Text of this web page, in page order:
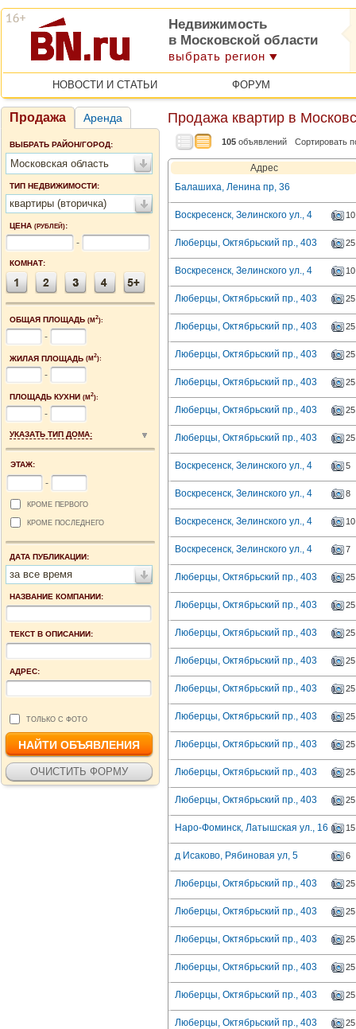
Недвижимость
в Московской области
выбрать регион
НОВОСТИ И СТАТЬИ ФОРУМ
Продажа Аренда
ВЫБРАТЬ РАЙОН/ГОРОД:
Московская область
ТИП НЕДВИЖИМОСТИ:
квартиры (вторичка)
ЦЕНА (РУБЛЕЙ):
-
КОМНАТ:
ОБЩАЯ ПЛОЩАДЬ (М2):
-
ЖИЛАЯ ПЛОЩАДЬ (М2):
-
ПЛОЩАДЬ КУХНИ (М2):
-
УКАЗАТЬ ТИП ДОМА:
ЭТАЖ:
-
КРОМЕ ПЕРВОГО
КРОМЕ ПОСЛЕДНЕГО
ДАТА ПУБЛИКАЦИИ:
за все время
НАЗВАНИЕ КОМПАНИИ:
ТЕКСТ В ОПИСАНИИ:
АДРЕС:
ТОЛЬКО С ФОТО
Продажа квартир в
105 объявлений Сортировать
Адрес
Балашиха, Ленина пр, 36
Воскресенск, Зелинского ул., 4 10
Люберцы, Октябрьский пр., 403 25
Воскресенск, Зелинского ул., 4 10
Люберцы, Октябрьский пр., 403 25
Люберцы, Октябрьский пр., 403 25
Люберцы, Октябрьский пр., 403 25
Люберцы, Октябрьский пр., 403 25
Люберцы, Октябрьский пр., 403 25
Люберцы, Октябрьский пр., 403 25
Воскресенск, Зелинского ул., 4 5
Воскресенск, Зелинского ул., 4 8
Воскресенск, Зелинского ул., 4 10
Воскресенск, Зелинского ул., 4 7
Люберцы, Октябрьский пр., 403 25
Люберцы, Октябрьский пр., 403 25
Люберцы, Октябрьский пр., 403 25
Люберцы, Октябрьский пр., 403 25
Люберцы, Октябрьский пр., 403 25
Люберцы, Октябрьский пр., 403 25
Люберцы, Октябрьский пр., 403 25
Люберцы, Октябрьский пр., 403 25
Люберцы, Октябрьский пр., 403 25
Наро-Фоминск, Латышская ул., 16 15
д Исаково, Рябиновая ул, 5 6
Люберцы, Октябрьский пр., 403 25
Люберцы, Октябрьский пр., 403 25
Люберцы, Октябрьский пр., 403 25
Люберцы, Октябрьский пр., 403 25
Люберцы, Октябрьский пр., 403 25
Люберцы, Октябрьский пр., 403 25